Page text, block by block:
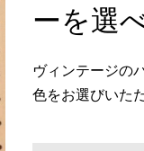
ーを選
ヴィンテージの
色をお選びいた